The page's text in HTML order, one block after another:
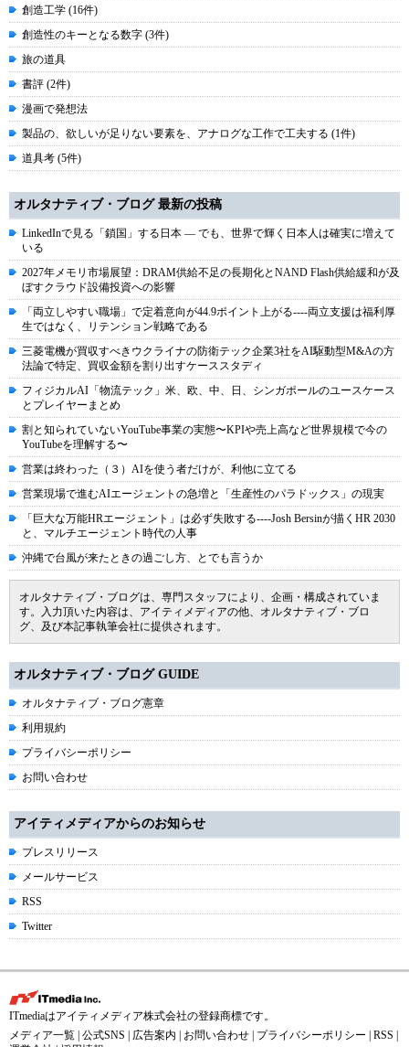
創造工学 (16件)
創造性のキーとなる数字 (3件)
旅の道具
書評 (2件)
漫画で発想法
製品の、欲しいが足りない要素を、アナログな工作で工夫する (1件)
道具考 (5件)
オルタナティブ・ブログ 最新の投稿
LinkedInで見る「鎖国」する日本 ― でも、世界で輝く日本人は確実に増えて
いる
2027年メモリ市場展望：DRAM供給不足の長期化とNAND Flash供給緩和が及
ぼすクラウド設備投資への影響
「両立しやすい職場」で定着意向が44.9ポイント上がる----両立支援は福利厚
生ではなく、リテンション戦略である
三菱電機が買収すべきウクライナの防衛テック企業3社をAI駆動型M&Aの方
法論で特定、買収金額を割り出すケーススタディ
フィジカルAI「物流テック」米、欧、中、日、シンガポールのユースケース
とプレイヤーまとめ
割と知られていないYouTube事業の実態〜KPIや売上高など世界規模で今の
YouTubeを理解する〜
営業は終わった（３）AIを使う者だけが、利他に立てる
営業現場で進むAIエージェントの急増と「生産性のパラドックス」の現実
「巨大な万能HRエージェント」は必ず失敗する----Josh Bersinが描くHR 2030
と、マルチエージェント時代の人事
沖縄で台風が来たときの過ごし方、とでも言うか
オルタナティブ・ブログは、専門スタッフにより、企画・構成されていま
す。入力頂いた内容は、アイティメディアの他、オルタナティブ・ブロ
グ、及び本記事執筆会社に提供されます。
オルタナティブ・ブログ GUIDE
オルタナティブ・ブログ憲章
利用規約
プライバシーポリシー
お問い合わせ
アイティメディアからのお知らせ
プレスリリース
メールサービス
RSS
Twitter
ITmediaはアイティメディア株式会社の登録商標です。
メディア一覧 公式SNS 広告案内 お問い合わせ プライバシーポリシー RSS